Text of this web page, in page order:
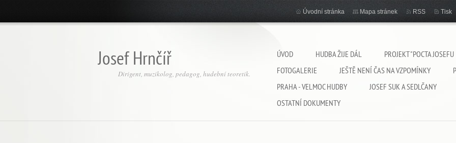
Josef Hrnčíř
Dirigent, muzikolog, pedagog, hudební teoretik.
ÚVOD HUDBA ŽIJE DÁL
PROJEKT "POCTA
FOTOGALERIE
JEŠTĚ NENÍ ČAS NA VZPOMÍNKY
PRAHA - VELMOC HUDBY
JOSEF SUK A SEDLČANY
OSTATNÍ DOKUMENTY
Úvodní stránka Mapa stránek RSS Tisk